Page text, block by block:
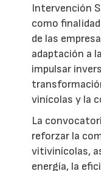
Intervención
como
de las
adaptación a
impulsar
vinícolas y la
La
reforzar la
vitivinícolas,
energía, la